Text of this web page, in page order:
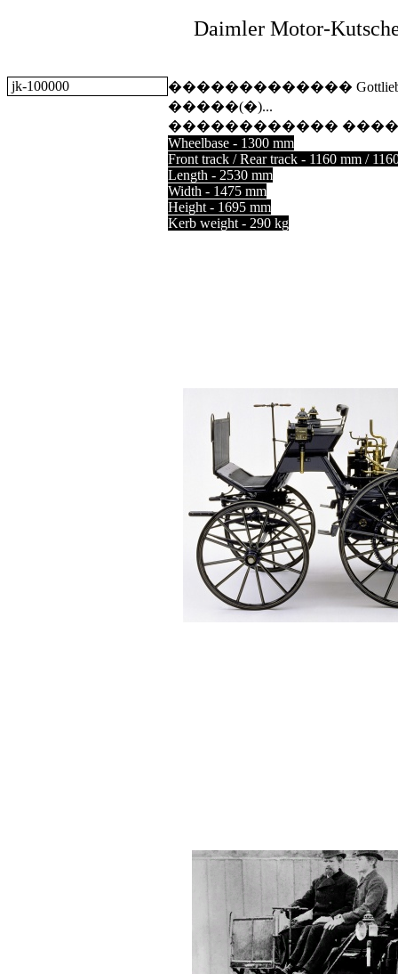
Daimler Motor-
jk-100000
������������� Gottlieb
�����(�)...
������������
Wheelbase - 1300 mm
Front track / Rear track - 1160 mm /
Length - 2530 mm
Width - 1475 mm
Height - 1695 mm
Kerb weight - 290 kg